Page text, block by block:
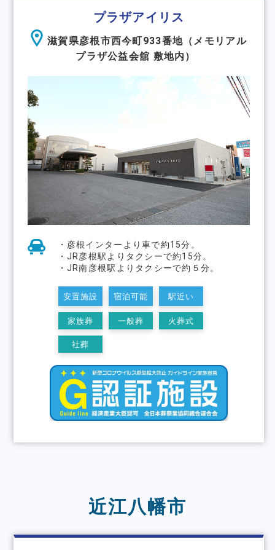
プラザアイリス
滋賀県彦根市西今町933番地（メモリアル
プラザ公益会舘 敷地内）
・彦根インターより⾞で約15分。
・JR彦根駅よりタクシーで約15分。
・JR南彦根駅よりタクシーで約５分。
安置施設 宿泊可能 駅近い
家族葬 一般葬 火葬式
社葬
近江八幡市